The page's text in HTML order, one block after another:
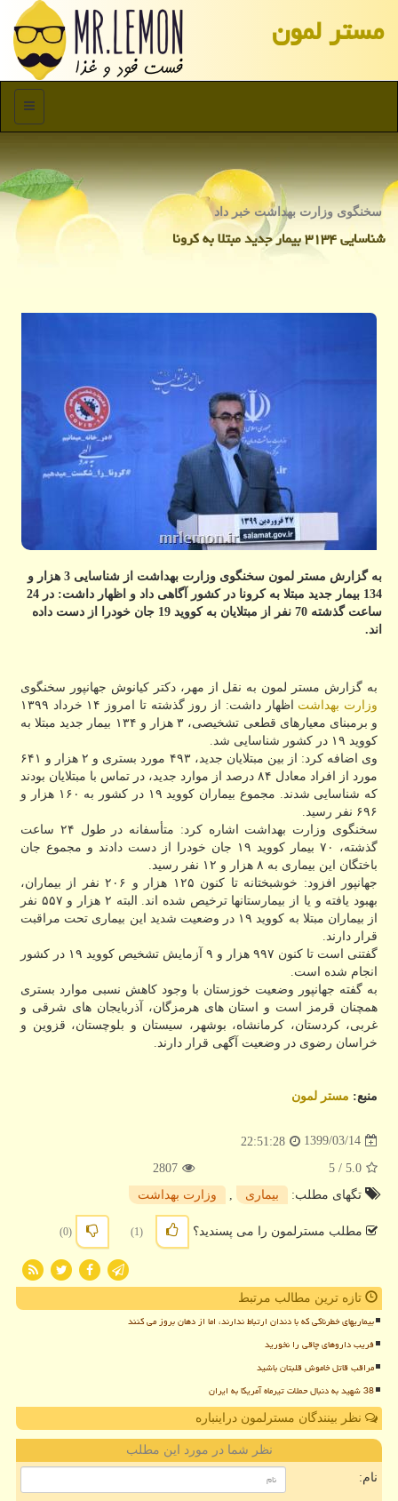
مستر لمون
منو
سخنگوی وزارت بهداشت خبر داد
شناسایی ۳۱۳۴ بیمار جدید مبتلا به كرونا
به گزارش مستر لمون سخنگوی وزارت بهداشت از شناسایی 3 هزار و
134 بیمار جدید مبتلا به كرونا در كشور آگاهی داد و اظهار داشت: در 24
ساعت گذشته 70 نفر از مبتلایان به كووید 19 جان خودرا از دست داده
اند.
به گزارش مستر لمون به نقل از مهر، دکتر کیانوش جهانپور سخنگوی
وزارت بهداشت
اظهار داشت: از روز گذشته تا امروز ۱۴ خرداد ۱۳۹۹
و برمبنای معیارهای قطعی تشخیصی، ۳ هزار و ۱۳۴ بیمار جدید مبتلا به
کووید ۱۹ در کشور شناسایی شد.
وی اضافه کرد: از بین مبتلایان جدید، ۴۹۳ مورد بستری و ۲ هزار و ۶۴۱
مورد از افراد معادل ۸۴ درصد از موارد جدید، در تماس با مبتلایان بودند
که شناسایی شدند. مجموع بیماران کووید ۱۹ در کشور به ۱۶۰ هزار و
۶۹۶ نفر رسید.
سخنگوی وزارت بهداشت اشاره کرد: متأسفانه در طول ۲۴ ساعت
گذشته، ۷۰ بیمار کووید ۱۹ جان خودرا از دست دادند و مجموع جان
باختگان این بیماری به ۸ هزار و ۱۲ نفر رسید.
جهانپور افزود: خوشبختانه تا کنون ۱۲۵ هزار و ۲۰۶ نفر از بیماران،
بهبود یافته و یا از بیمارستانها ترخیص شده اند. البته ۲ هزار و ۵۵۷ نفر
از بیماران مبتلا به کووید ۱۹ در وضعیت شدید این بیماری تحت مراقبت
قرار دارند.
گفتنی است تا کنون ۹۹۷ هزار و ۹ آزمایش تشخیص کووید ۱۹ در کشور
انجام شده است.
به گفته جهانپور وضعیت خوزستان با وجود کاهش نسبی موارد بستری
همچنان قرمز است و استان های هرمزگان، آذربایجان های شرقی و
غربی، کردستان، کرمانشاه، بوشهر، سیستان و بلوچستان، قزوین و
خراسان رضوی در وضعیت آگهی قرار دارند.
منبع: مستر لمون
1399/03/14
22:51:28
5.0
/ 5
2807
تگهای مطلب:
بیماری وزارت بهداشت
مطلب مسترلمون را می پسندید؟ (1)
(0)
تازه ترین مطالب مرتبط
بیماریهای خطرناکی که با دندان ارتباط ندارند، اما از دهان بروز می کنند
فریب داروهای چاقی را نخورید
مراقب قاتل خاموش قلبتان باشید
38 شهید به دنبال حملات تیرماه آمریکا به ایران
نظر بینندگان مسترلمون دراینباره
نظر شما در مورد این مطلب
نام: